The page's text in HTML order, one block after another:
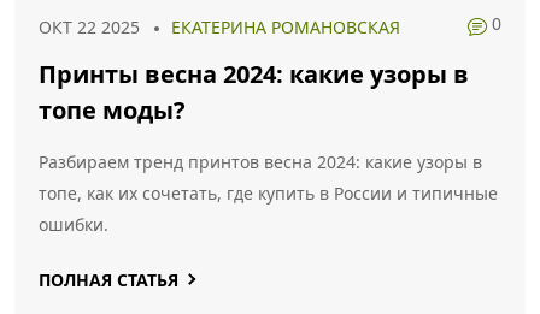
ОКТ 22 2025 ЕКАТЕРИНА РОМАНОВСКАЯ 0
Принты весна 2024: какие узоры в
топе моды?
Разбираем тренд принтов весна 2024: какие узоры в
топе, как их сочетать, где купить в России и типичные
ошибки.
ПОЛНАЯ СТАТЬЯ